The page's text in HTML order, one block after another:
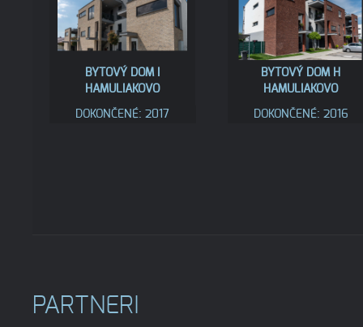
BYTOVÝ DOM I
HAMULIAKOVO
DOKONČENÉ: 2017
BYTOVÝ DOM H
HAMULIAKOVO
DOKONČENÉ: 2016
PARTNERI